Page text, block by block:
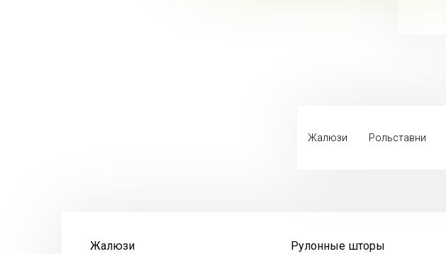
Жалюзи Рольставни
Жалюзи Рулонные шторы